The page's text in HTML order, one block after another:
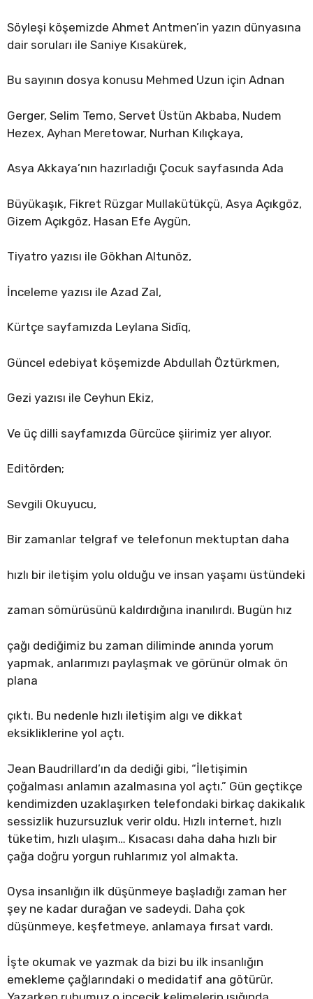
Söyleşi köşemizde Ahmet Antmen’in yazın dünyasına
dair soruları ile Saniye Kısakürek,
Bu sayının dosya konusu Mehmed Uzun için Adnan
Gerger, Selim Temo, Servet Üstün Akbaba, Nudem
Hezex, Ayhan Meretowar, Nurhan Kılıçkaya,
Asya Akkaya’nın hazırladığı Çocuk sayfasında Ada
Büyükaşık, Fikret Rüzgar Mullakütükçü, Asya Açıkgöz,
Gizem Açıkgöz, Hasan Efe Aygün,
Tiyatro yazısı ile Gökhan Altunöz,
İnceleme yazısı ile Azad Zal,
Kürtçe sayfamızda Leylana Sidîq,
Güncel edebiyat köşemizde Abdullah Öztürkmen,
Gezi yazısı ile Ceyhun Ekiz,
Ve üç dilli sayfamızda Gürcüce şiirimiz yer alıyor.
Editörden;
Sevgili Okuyucu,
Bir zamanlar telgraf ve telefonun mektuptan daha
hızlı bir iletişim yolu olduğu ve insan yaşamı üstündeki
zaman sömürüsünü kaldırdığına inanılırdı. Bugün hız
çağı dediğimiz bu zaman diliminde anında yorum
yapmak, anlarımızı paylaşmak ve görünür olmak ön
plana
çıktı. Bu nedenle hızlı iletişim algı ve dikkat
eksikliklerine yol açtı.
Jean Baudrillard’ın da dediği gibi, “İletişimin
çoğalması anlamın azalmasına yol açtı.” Gün geçtikçe
kendimizden uzaklaşırken telefondaki birkaç dakikalık
sessizlik huzursuzluk verir oldu. Hızlı internet, hızlı
tüketim, hızlı ulaşım… Kısacası daha daha hızlı bir
çağa doğru yorgun ruhlarımız yol almakta.
Oysa insanlığın ilk düşünmeye başladığı zaman her
şey ne kadar durağan ve sadeydi. Daha çok
düşünmeye, keşfetmeye, anlamaya fırsat vardı.
İşte okumak ve yazmak da bizi bu ilk insanlığın
emekleme çağlarındaki o medidatif ana götürür.